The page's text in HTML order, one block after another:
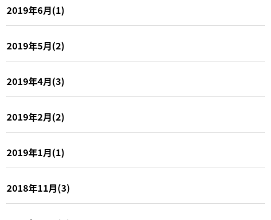
2019年6月(1)
2019年5月(2)
2019年4月(3)
2019年2月(2)
2019年1月(1)
2018年11月(3)